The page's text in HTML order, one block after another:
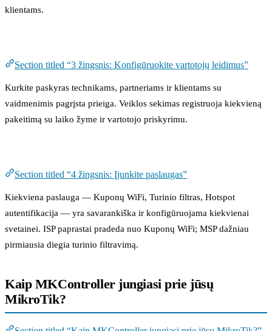
klientams.
Section titled “3 žingsnis: Konfigūruokite vartotojų leidimus”
Kurkite paskyras technikams, partneriams ir klientams su
vaidmenimis pagrįsta prieiga. Veiklos sekimas registruoja kiekvieną
pakeitimą su laiko žyme ir vartotojo priskyrimu.
Section titled “4 žingsnis: Įjunkite paslaugas”
Kiekviena paslauga — Kuponų WiFi, Turinio filtras, Hotspot
autentifikacija — yra savarankiška ir konfigūruojama kiekvienai
svetainei. ISP paprastai pradeda nuo Kuponų WiFi; MSP dažniau
pirmiausia diegia turinio filtravimą.
Kaip MKController jungiasi prie jūsų
MikroTik?